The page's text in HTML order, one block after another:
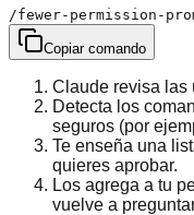
/fewer-permission-
Copiar comando
Claude revisa las
Detecta los
seguros (por
Te enseña una
quieres aprobar.
Los agrega a tu
vuelve a